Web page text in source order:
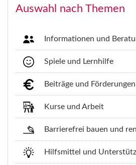
Auswahl nach Themen
Informationen und
Spiele und Lernhilfe
Beiträge und Förderungen
Kurse und Arbeit
Barrierefrei bauen und
Hilfsmittel und